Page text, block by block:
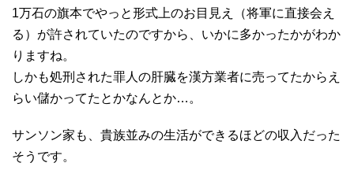
1万石の旗本でやっと形式上のお目見え（将軍に直接会え
る）が許されていたのですから、いかに多かったかがわか
りますね。
しかも処刑された罪人の肝臓を漢方業者に売ってたからえ
らい儲かってたとかなんとか…。
サンソン家も、貴族並みの生活ができるほどの収入だった
そうです。